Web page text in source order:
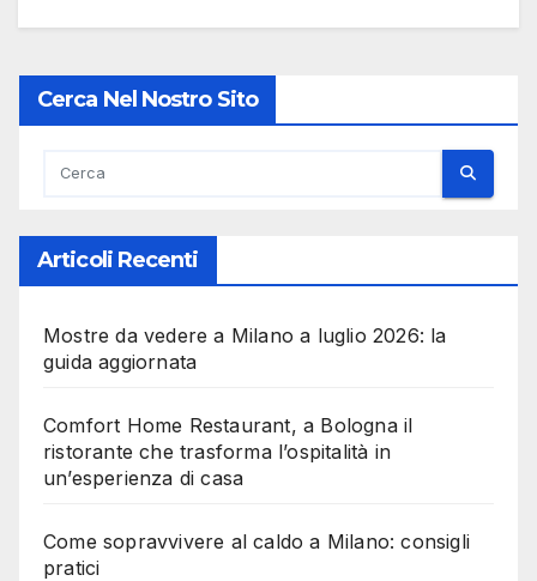
Cerca Nel Nostro Sito
Articoli Recenti
Mostre da vedere a Milano a luglio 2026: la
guida aggiornata
Comfort Home Restaurant, a Bologna il
ristorante che trasforma l’ospitalità in
un’esperienza di casa
Come sopravvivere al caldo a Milano: consigli
pratici